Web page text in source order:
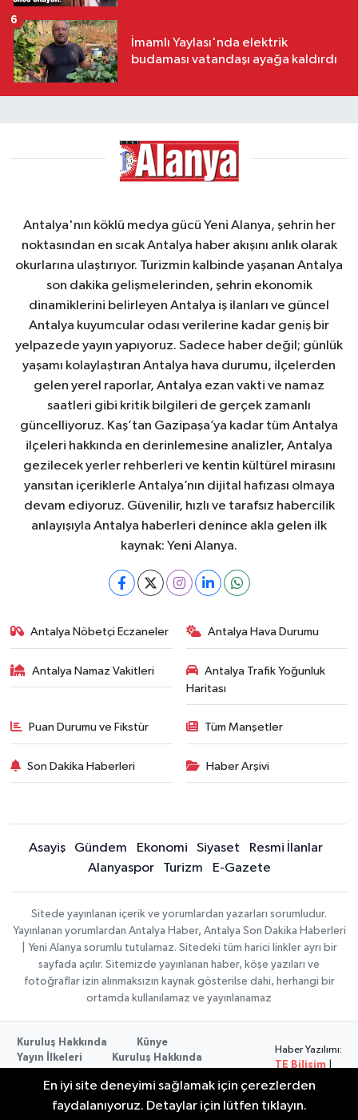
İmamlı Yaylası'nda elektrik
budaması vatandaşı ayağa kaldırdı
6
Antalya'nın köklü medya gücü Yeni Alanya, şehrin her
noktasından en sıcak Antalya haber akışını anlık olarak
okurlarına ulaştırıyor. Turizmin kalbinde yaşanan Antalya
son dakika gelişmelerinden, şehrin ekonomik
dinamiklerini belirleyen Antalya iş ilanları ve güncel
Antalya kuyumcular odası verilerine kadar geniş bir
yelpazede yayın yapıyoruz. Sadece haber değil; günlük
yaşamı kolaylaştıran Antalya hava durumu, ilçelerden
gelen yerel raporlar, Antalya ezan vakti ve namaz
saatleri gibi kritik bilgileri de gerçek zamanlı
güncelliyoruz. Kaş’tan Gazipaşa’ya kadar tüm Antalya
ilçeleri hakkında en derinlemesine analizler, Antalya
gezilecek yerler rehberleri ve kentin kültürel mirasını
yansıtan içeriklerle Antalya’nın dijital hafızası olmaya
devam ediyoruz. Güvenilir, hızlı ve tarafsız habercilik
anlayışıyla Antalya haberleri denince akla gelen ilk
kaynak: Yeni Alanya.
Antalya Nöbetçi Eczaneler Antalya Hava Durumu
Antalya Namaz Vakitleri
Antalya Trafik Yoğunluk
Haritası
Puan Durumu ve Fikstür Tüm Manşetler
Son Dakika Haberleri Haber Arşivi
Asayiş Gündem Ekonomi Siyaset
Resmi İlanlar
Alanyaspor
Turizm E-Gazete
Sitede yayınlanan içerik ve yorumlardan yazarları sorumludur.
Yayınlanan yorumlardan Antalya Haber, Antalya Son Dakika Haberleri
| Yeni Alanya sorumlu tutulamaz. Sitedeki tüm harici linkler ayrı bir
sayfada açılır. Sitemizde yayınlanan haber, köşe yazıları ve
fotoğraflar izin alınmaksızın kaynak gösterilse dahi, herhangi bir
ortamda kullanılamaz ve yayınlanamaz
Kuruluş Hakkında
Künye
Yayın İlkeleri
Kuruluş Hakkında
Kullanım Şartları
Haber Yazılımı:
TE Bilişim
Copyright ©
En iyi site deneyimi sağlamak için çerezlerden
faydalanıyoruz. Detaylar için lütfen tıklayın.